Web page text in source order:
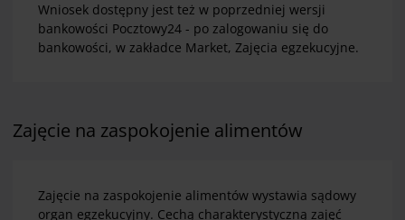
Wniosek dostępny jest też w poprzedniej wersji
bankowości Pocztowy24 - po zalogowaniu się do
bankowości, w zakładce Market, Zajęcia egzekucyjne.
Zajęcie na zaspokojenie alimentów
Zajęcie na zaspokojenie alimentów wystawia sądowy
organ egzekucyjny. Cechą charakterystyczną zajęć